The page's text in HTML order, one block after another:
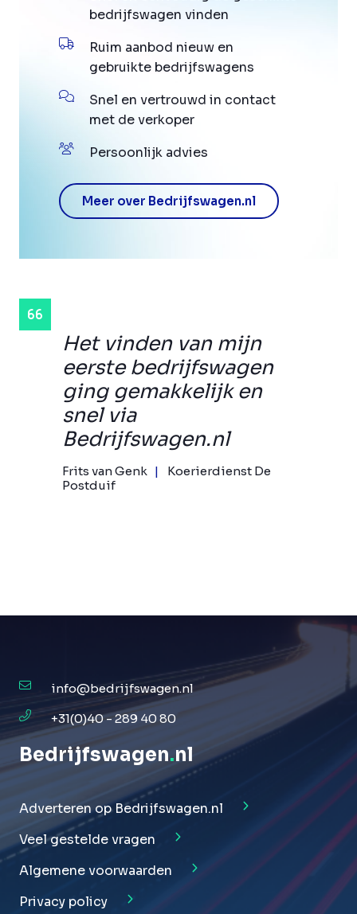
Het vinden van mijn
eerste bedrijfswagen
ging gemakkelijk en
snel via
Bedrijfswagen.nl
Frits van Genk
Koerierdienst De
Postduif
bedrijfswagen vinden
Ruim aanbod nieuw en
gebruikte bedrijfswagens
Snel en vertrouwd in contact
met de verkoper
Persoonlijk advies
Meer over Bedrijfswagen.nl
info@bedrijfswagen.nl
+31(0)40 - 289 40 80
Bedrijfswagen.nl
Adverteren op Bedrijfswagen.nl
Veel gestelde vragen
Algemene voorwaarden
Privacy policy